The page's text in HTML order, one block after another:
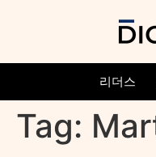
리더스
Tag: